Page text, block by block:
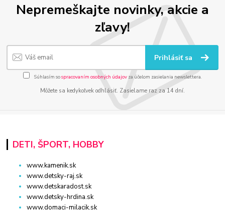
Nepremeškajte novinky, akcie a
zľavy!
Prihlásiť sa
Súhlasím sospracovaním osobných údajov za účelom zasielania newslettera.
Môžete sa kedykoľvek odhlásiť. Zasielame raz za 14 dní.
DETI, ŠPORT, HOBBY
www.kamenik.sk
www.detsky-raj.sk
www.detskaradost.sk
www.detsky-hrdina.sk
www.domaci-milacik.sk